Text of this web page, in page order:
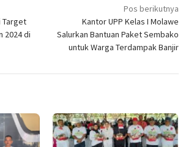
Target
2024 di
Pos berikutnya
Kantor UPP Kelas I Molawe
Salurkan Bantuan Paket Sembako
untuk Warga Terdampak Banjir